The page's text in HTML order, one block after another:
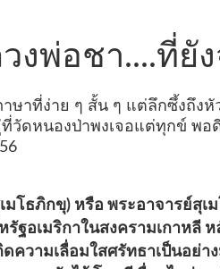
วงพ่อชา....ที่ยั
าษาที่ง่าย ๆ สั้น ๆ แต่ลึกซึ้งถึง
ที่วัดหนองป่าพงเจอแต่ทุกข์ พ
มโธภิกขุ) หรือ พระอาจารย์สุ
รัฐอเมริกาในสงครามเกาห
กิดความเลื่อมใสศรัทธาเ